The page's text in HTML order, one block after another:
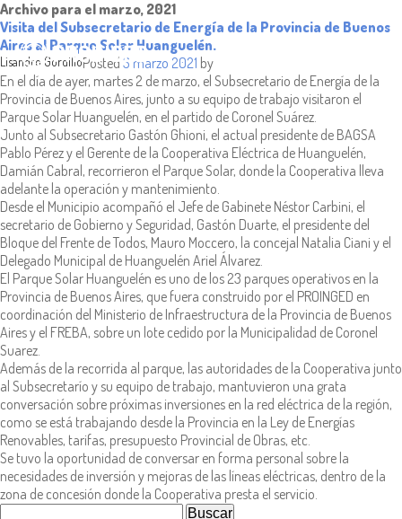
Archivo para el marzo, 2021
Visita del Subsecretario de Energía de la Provincia de Buenos
Aires al Parque Solar Huanguelén.
Posted 3 marzo 2021 by
Lisandro Gordillo
En el día de ayer, martes 2 de marzo, el Subsecretario de Energía de la
Provincia de Buenos Aires, junto a su equipo de trabajo visitaron el
Parque Solar Huanguelén, en el partido de Coronel Suárez.
Junto al Subsecretario Gastón Ghioni, el actual presidente de BAGSA
Pablo Pérez y el Gerente de la Cooperativa Eléctrica de Huanguelén,
Damián Cabral, recorrieron el Parque Solar, donde la Cooperativa lleva
adelante la operación y mantenimiento.
Desde el Municipio acompañó el Jefe de Gabinete Néstor Carbini, el
secretario de Gobierno y Seguridad, Gastón Duarte, el presidente del
Bloque del Frente de Todos, Mauro Moccero, la concejal Natalia Ciani y el
Delegado Municipal de Huanguelén Ariel Álvarez.
El Parque Solar Huanguelén es uno de los 23 parques operativos en la
Provincia de Buenos Aires, que fuera construido por el PROINGED en
coordinación del Ministerio de Infraestructura de la Provincia de Buenos
Aires y el FREBA, sobre un lote cedido por la Municipalidad de Coronel
Suarez.
Además de la recorrida al parque, las autoridades de la Cooperativa junto
al Subsecretarío y su equipo de trabajo, mantuvieron una grata
conversación sobre próximas inversiones en la red eléctrica de la región,
como se está trabajando desde la Provincia en la Ley de Energías
Renovables, tarifas, presupuesto Provincial de Obras, etc.
Se tuvo la oportunidad de conversar en forma personal sobre la
necesidades de inversión y mejoras de las líneas eléctricas, dentro de la
zona de concesión donde la Cooperativa presta el servicio.